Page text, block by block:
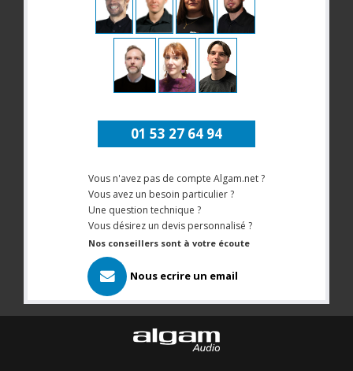
01 53 27 64 94
Vous n'avez pas de compte Algam.net ?
Vous avez un besoin particulier ?
Une question technique ?
Vous désirez un devis personnalisé ?
Nos conseillers sont à votre écoute
Nous ecrire un email